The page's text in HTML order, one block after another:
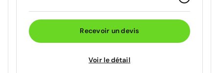
Recevoir un devis
Voir le détail